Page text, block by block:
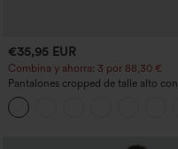
€35,95 EUR
Combina y ahorra: 3 por 88,30 €
Pantalones cropped de talle alto con
bolsillos con cremallera y efecto lino